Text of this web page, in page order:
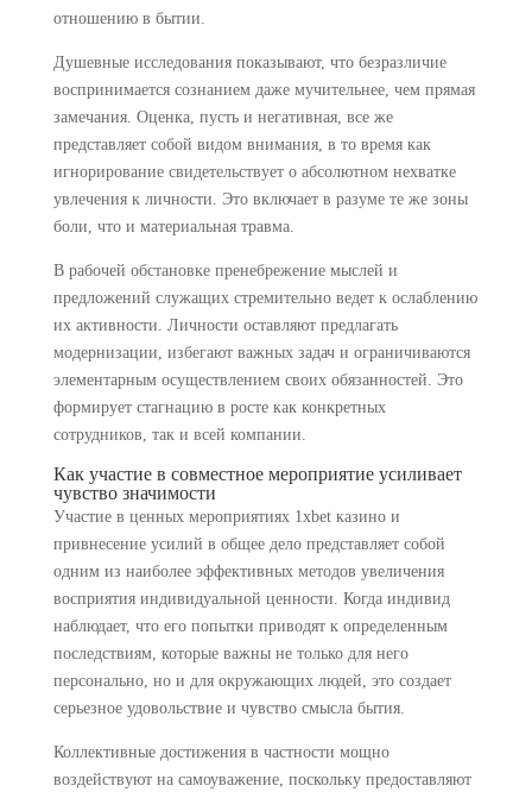
отношению в бытии.
Душевные исследования показывают, что безразличие
воспринимается сознанием даже мучительнее, чем прямая
замечания. Оценка, пусть и негативная, все же
представляет собой видом внимания, в то время как
игнорирование свидетельствует о абсолютном нехватке
увлечения к личности. Это включает в разуме те же зоны
боли, что и материальная травма.
В рабочей обстановке пренебрежение мыслей и
предложений служащих стремительно ведет к ослаблению
их активности. Личности оставляют предлагать
модернизации, избегают важных задач и ограничиваются
элементарным осуществлением своих обязанностей. Это
формирует стагнацию в росте как конкретных
сотрудников, так и всей компании.
Как участие в совместное мероприятие усиливает
чувство значимости
Участие в ценных мероприятиях 1xbet казино и
привнесение усилий в общее дело представляет собой
одним из наиболее эффективных методов увеличения
восприятия индивидуальной ценности. Когда индивид
наблюдает, что его попытки приводят к определенным
последствиям, которые важны не только для него
персонально, но и для окружающих людей, это создает
серьезное удовольствие и чувство смысла бытия.
Коллективные достижения в частности мощно
воздействуют на самоуважение, поскольку предоставляют